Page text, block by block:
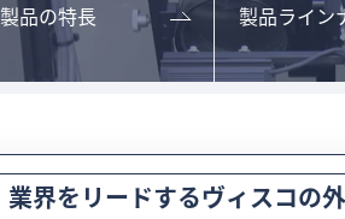
製品の特長 製品ライン
業界をリードするヴィスコの